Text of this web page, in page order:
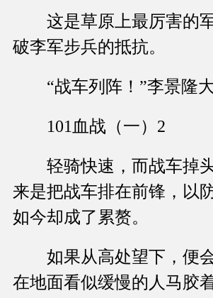
这是草原上最厉害的
破李军步兵的抵抗。
“战车列阵！”李景隆大
101血战（一）2
轻骑快速，而战车掉
来是把战车排在前锋，以
如今却成了累赘。
如果从高处望下，便会
在地面看似缓慢的人马胶